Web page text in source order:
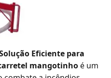
Eficiente para
mangotinhoé um